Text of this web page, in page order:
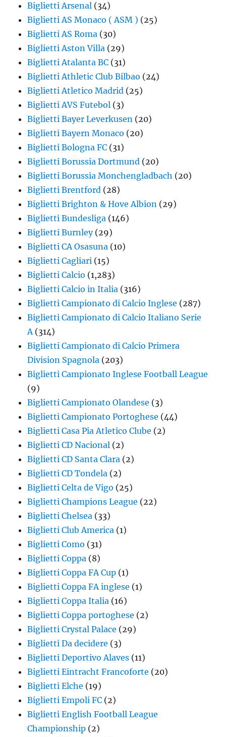
Biglietti Arsenal (34)
Biglietti AS Monaco ( ASM ) (25)
Biglietti AS Roma (30)
Biglietti Aston Villa (29)
Biglietti Atalanta BC (31)
Biglietti Athletic Club Bilbao (24)
Biglietti Atletico Madrid (25)
Biglietti AVS Futebol (3)
Biglietti Bayer Leverkusen (20)
Biglietti Bayern Monaco (20)
Biglietti Bologna FC (31)
Biglietti Borussia Dortmund (20)
Biglietti Borussia Monchengladbach (20)
Biglietti Brentford (28)
Biglietti Brighton & Hove Albion (29)
Biglietti Bundesliga (146)
Biglietti Burnley(29)
Biglietti CA Osasuna (10)
Biglietti Cagliari (15)
Biglietti Calcio (1,283)
Biglietti Calcio in Italia (316)
Biglietti Campionato di Calcio Inglese (287)
Biglietti Campionato di Calcio Italiano Serie
A(314)
Biglietti Campionato di Calcio Primera
Division Spagnola (203)
Biglietti Campionato Inglese Football League
(9)
Biglietti Campionato Olandese (3)
Biglietti Campionato Portoghese (44)
Biglietti Casa Pia Atletico Clube (2)
Biglietti CD Nacional (2)
Biglietti CD Santa Clara (2)
Biglietti CD Tondela (2)
Biglietti Celta de Vigo (25)
Biglietti Champions League (22)
Biglietti Chelsea (33)
Biglietti Club America (1)
Biglietti Como (31)
Biglietti Coppa (8)
Biglietti Coppa FA Cup (1)
Biglietti Coppa FA inglese (1)
Biglietti Coppa Italia (16)
Biglietti Coppa portoghese (2)
Biglietti Crystal Palace (29)
Biglietti Da decidere (3)
Biglietti Deportivo Alaves (11)
Biglietti Eintracht Francoforte (20)
Biglietti Elche (19)
Biglietti Empoli FC (2)
Biglietti English Football League
Championship (2)